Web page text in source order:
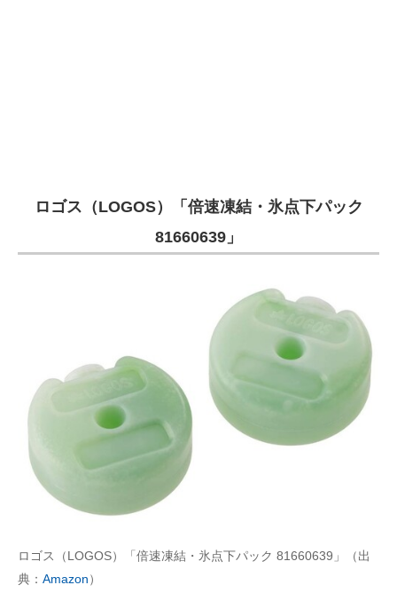
ロゴス（LOGOS）「倍速凍結・氷点下パック
81660639」
ロゴス（LOGOS）「倍速凍結・氷点下パック 81660639」（出
典： Amazon）